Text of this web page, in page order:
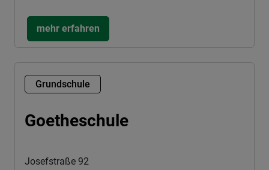
mehr erfahren
Grundschule
Goetheschule
Josefstraße 92